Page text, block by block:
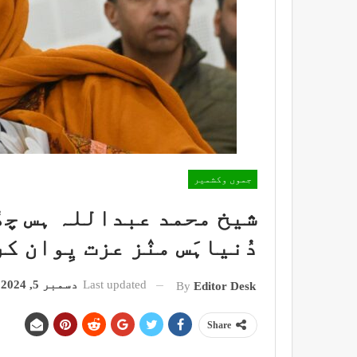
جموں وکشمیر
شیخ محمد عبداللہ ہس
دُنیاہَس منٛز عزت یِوان
By Editor Desk
Last updated دسمبر 5, 2024
Share